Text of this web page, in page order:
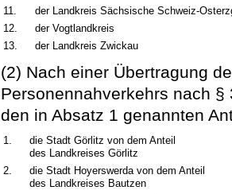
11.
der Landkreis Sächsische Schweiz-
12.
der Vogtlandkreis
13.
der Landkreis Zwickau
(2) Nach einer Übertragung
Personennahverkehrs nach
den in Absatz 1 genannten
1.
die Stadt Görlitz von dem Anteil
des Landkreises Görlitz
2.
die Stadt Hoyerswerda von dem Anteil
des Landkreises Bautzen